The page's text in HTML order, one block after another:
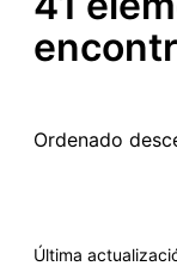
Ordenado
Última